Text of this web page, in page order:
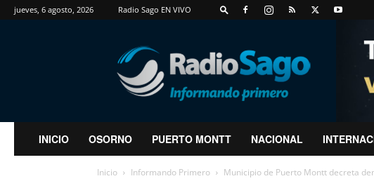
jueves, 6 agosto, 2026 Radio Sago EN VIVO
RadioSago
INICIO OSORNO PUERTO MONTT NACIONAL
Inicio Informando Primero Municipio de Puerto Montt decreta